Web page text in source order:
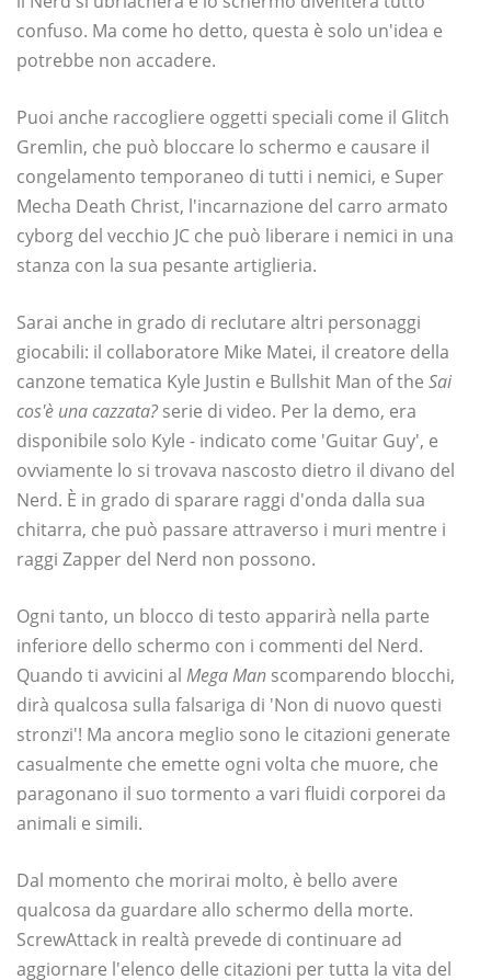
confuso. Ma come ho detto, questa è solo un'idea e
potrebbe non accadere.
Puoi anche raccogliere oggetti speciali come il Glitch
Gremlin, che può bloccare lo schermo e causare il
congelamento temporaneo di tutti i nemici, e Super
Mecha Death Christ, l'incarnazione del carro armato
cyborg del vecchio JC che può liberare i nemici in una
stanza con la sua pesante artiglieria.
Sarai anche in grado di reclutare altri personaggi
giocabili: il collaboratore Mike Matei, il creatore della
canzone tematica Kyle Justin e Bullshit Man of the Sai
cos'è una cazzata? serie di video. Per la demo, era
disponibile solo Kyle - indicato come 'Guitar Guy', e
ovviamente lo si trovava nascosto dietro il divano del
Nerd. È in grado di sparare raggi d'onda dalla sua
chitarra, che può passare attraverso i muri mentre i
raggi Zapper del Nerd non possono.
Ogni tanto, un blocco di testo apparirà nella parte
inferiore dello schermo con i commenti del Nerd.
Quando ti avvicini al Mega Man scomparendo blocchi,
dirà qualcosa sulla falsariga di 'Non di nuovo questi
stronzi'! Ma ancora meglio sono le citazioni generate
casualmente che emette ogni volta che muore, che
paragonano il suo tormento a vari fluidi corporei da
animali e simili.
Dal momento che morirai molto, è bello avere
qualcosa da guardare allo schermo della morte.
ScrewAttack in realtà prevede di continuare ad
aggiornare l'elenco delle citazioni per tutta la vita del